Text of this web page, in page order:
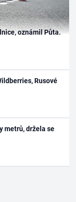
oznámil Půta.
Rusové
metrů, držela se